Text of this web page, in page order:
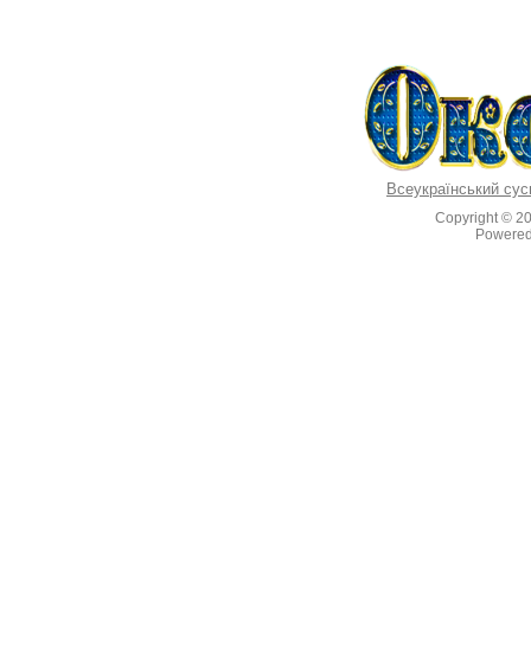
Всеукраїнський
Copyright ©